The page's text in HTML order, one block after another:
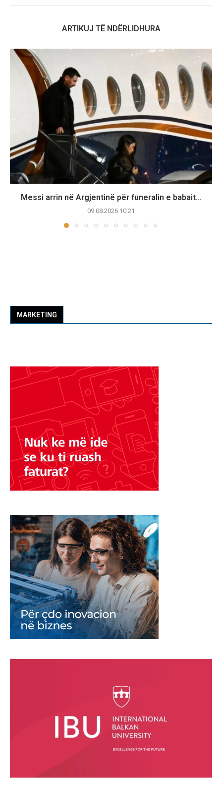
ARTIKUJ TË NDËRLIDHURA
Messi arrin në Argjentinë për funeralin e babait...
09.08.2026 10:21
MARKETING